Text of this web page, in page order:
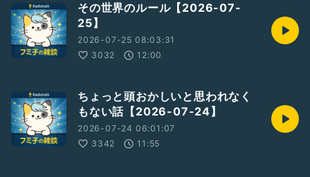
その世界のルール【2026-07-
25】
2026-07-25 08:03:31
3032
12:00
ちょっと頭おかしいと思われなく
もない話【2026-07-24】
2026-07-24 06:01:07
3342
11:55